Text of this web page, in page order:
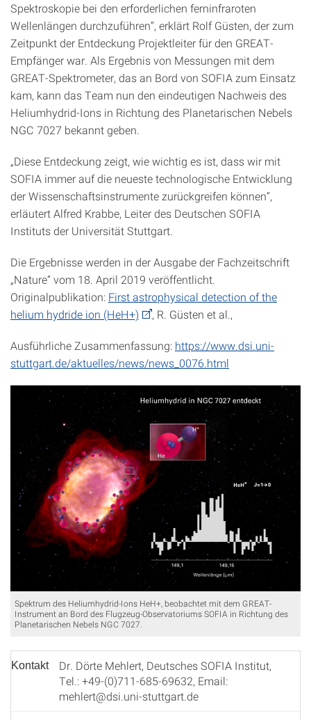
Spektroskopie bei den erforderlichen ferninfraroten
Wellenlängen durchzuführen”, erklärt Rolf Güsten, der zum
Zeitpunkt der Entdeckung Projektleiter für den GREAT-
Empfänger war. Als Ergebnis von Messungen mit dem
GREAT-Spektrometer, das an Bord von SOFIA zum Einsatz
kam, kann das Team nun den eindeutigen Nachweis des
Heliumhydrid-Ions in Richtung des Planetarischen Nebels
NGC 7027 bekannt geben.
„Diese Entdeckung zeigt, wie wichtig es ist, dass wir mit
SOFIA immer auf die neueste technologische Entwicklung
der Wissenschaftsinstrumente zurückgreifen können“,
erläutert Alfred Krabbe, Leiter des Deutschen SOFIA
Instituts der Universität Stuttgart.
Die Ergebnisse werden in der Ausgabe der Fachzeitschrift
„Nature” vom 18. April 2019 veröffentlicht.
Originalpublikation: First astrophysical detection of the
helium hydride ion (HeH+)
, R. Güsten et al.,
Ausführliche Zusammenfassung: https://www.dsi.uni-
stuttgart.de/aktuelles/news/news_0076.html
Spektrum des Heliumhydrid-Ions HeH+, beobachtet mit dem GREAT-
Instrument an Bord des Flugzeug-Observatoriums SOFIA in Richtung des
Planetarischen Nebels NGC 7027.
Kontakt
Dr. Dörte Mehlert, Deutsches SOFIA Institut,
Tel.: +49-(0)711-685-69632, Email:
mehlert@dsi.uni-stuttgart.de